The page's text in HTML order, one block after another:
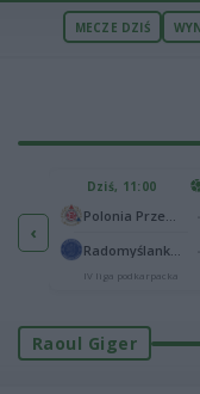
MECZE DZIŚ
‹
1
1
Dziś, 11:00
IV liga podkarpacka
Raoul Giger